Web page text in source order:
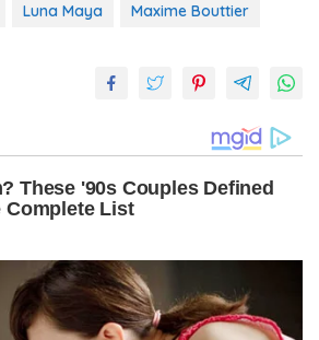
Luna Maya Maxime Bouttier